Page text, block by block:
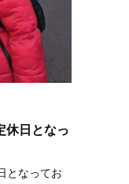
休日となっ
となってお